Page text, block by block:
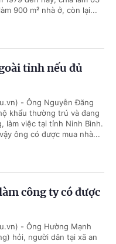
900 m² nhà ở, còn lại...
tỉnh nếu đủ
- Ông Nguyễn Đăng
khẩu thường trú và đang
làm việc tại tỉnh Ninh Bình.
ông có được mua nhà...
công ty có được
- Ông Hường Mạnh
hỏi, người dân tại xã an